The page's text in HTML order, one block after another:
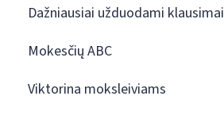
Dažniausiai užduodami klausimai
Mokesčių ABC
Viktorina moksleiviams